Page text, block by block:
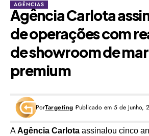
AGÊNCIAS
Agência Carlota
de operações com
de showroom de
premium
PorTargeting Publicado em 5 de Junho,
AAgência Carlota assinalou cinco